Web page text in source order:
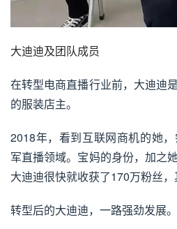
大迪迪及团队成员
在转型电商直播行业前，大迪迪
的服装店主。
2018年，看到互联网商机的她
军直播领域。宝妈的身份，加之
大迪迪很快就收获了170万粉丝，
转型后的大迪迪，一路强劲发展。